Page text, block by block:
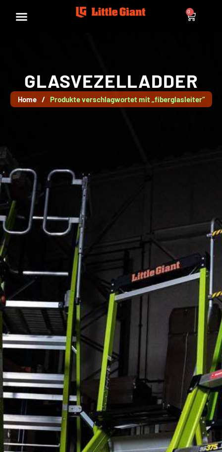
0
GLASVEZELLADDER
Home / Produkte verschlagwortet mit „fiberglasleiter“